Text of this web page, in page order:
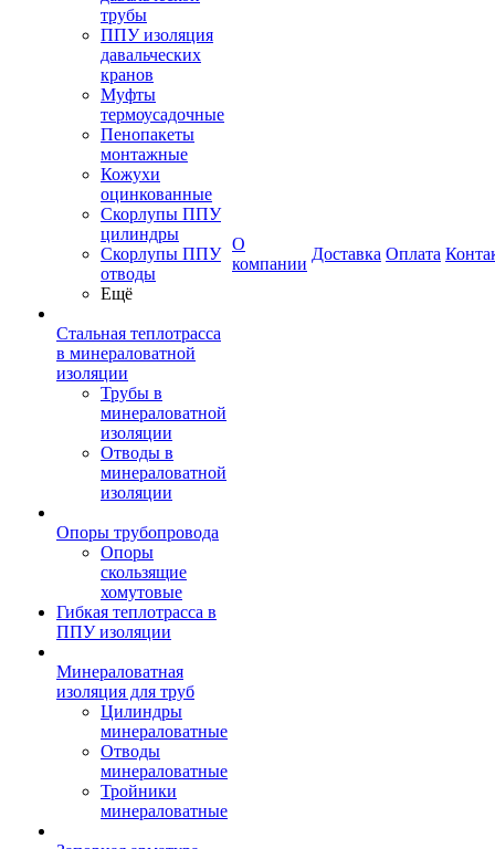
трубы
ППУ изоляция
давальческих
кранов
Муфты
термоусадочные
Пенопакеты
монтажные
Кожухи
оцинкованные
Скорлупы ППУ
цилиндры
Скорлупы ППУ
отводы
Ещё
Стальная теплотрасса
в минераловатной
изоляции
Трубы в
минераловатной
изоляции
Отводы в
минераловатной
изоляции
Опоры трубопровода
Опоры
скользящие
хомутовые
Гибкая теплотрасса в
ППУ изоляции
Минераловатная
изоляция для труб
Цилиндры
минераловатные
Отводы
минераловатные
Тройники
минераловатные
О
компании
Доставка Оплата